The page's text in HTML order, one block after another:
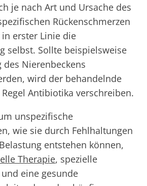
je nach Art und Ursache des
Rückenschmerzen
erster Linie die
selbst. Sollte beispielsweise
des Nierenbeckens
wird der behandelnde
Antibiotika verschreiben.
unspezifische
wie sie durch Fehlhaltungen
entstehen können,
Therapie, spezielle
eine gesunde